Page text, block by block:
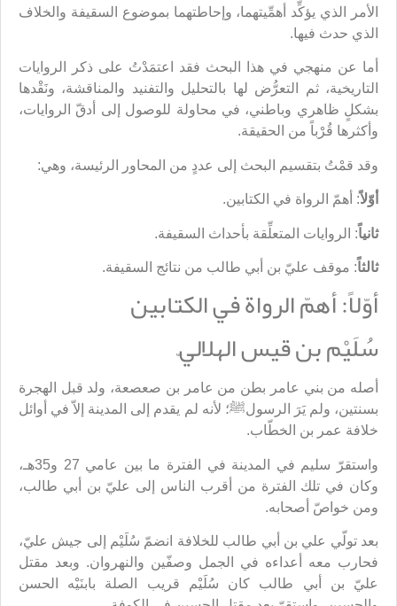
الأمر الذي يؤكِّد أهمِّيتهما، وإحاطتهما بموضوع السقيفة والخلاف
الذي حدث فيها.
أما عن منهجي في هذا البحث فقد اعتمَدْتُ على ذكر الروايات
التاريخية، ثم التعرُّض لها بالتحليل والتفنيد والمناقشة، ونَقْدها
بشكلٍ ظاهري وباطني، في محاولة للوصول إلى أدقّ الروايات،
وأكثرها قُرْباً من الحقيقة.
وقد قمْتُ بتقسيم البحث إلى عددٍ من المحاور الرئيسة، وهي:
أوّلاً: أهمّ الرواة في الكتابين.
ثانياً: الروايات المتعلِّقة بأحداث السقيفة.
ثالثاً: موقف عليّ بن أبي طالب من نتائج السقيفة.
أوّلاً: أهمّ الرواة في الكتابين
سُلَيْم بن قيس الهلاليّ
أصله من بني عامر بطن من عامر بن صعصعة، ولد قبل الهجرة
بسنتين، ولم يَرَ الرسولﷺ؛ لأنه لم يقدم إلى المدينة إلاّ في أوائل
خلافة عمر بن الخطّاب.
واستقرّ سليم في المدينة في الفترة ما بين عامي 27 و35هـ،
وكان في تلك الفترة من أقرب الناس إلى عليّ بن أبي طالب،
ومن خواصّ أصحابه.
بعد تولّي علي بن أبي طالب للخلافة انضمّ سُلَيْم إلى جيش عليّ،
فحارب معه أعداءه في الجمل وصفّين والنهروان. وبعد مقتل
عليّ بن أبي طالب كان سُلَيْم قريب الصلة بابنَيْه الحسن